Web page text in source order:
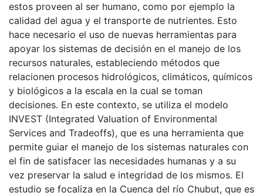
estos proveen al ser humano, como por ejemplo la
calidad del agua y el transporte de nutrientes. Esto
hace necesario el uso de nuevas herramientas para
apoyar los sistemas de decisión en el manejo de los
recursos naturales, estableciendo métodos que
relacionen procesos hidrológicos, climáticos, químicos
y biológicos a la escala en la cual se toman
decisiones. En este contexto, se utiliza el modelo
INVEST (Integrated Valuation of Environmental
Services and Tradeoffs), que es una herramienta que
permite guiar el manejo de los sistemas naturales con
el fin de satisfacer las necesidades humanas y a su
vez preservar la salud e integridad de los mismos. El
estudio se focaliza en la Cuenca del río Chubut, que es